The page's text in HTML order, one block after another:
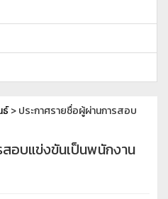
ธ์> ประกาศรายชื่อผู้ผ่านการสอบ
อบแข่งขันเป็นพนักงาน